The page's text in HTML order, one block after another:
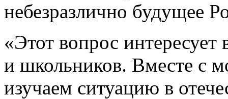
небезразлично будущее
«Этот вопрос интересует
и школьников. Вместе с
изучаем ситуацию в